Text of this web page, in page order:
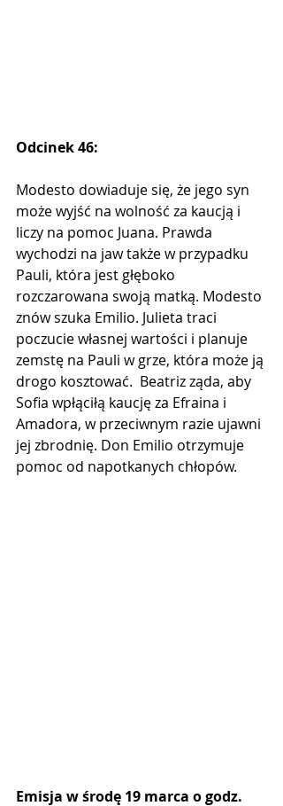
Odcinek 46:
​​Modesto dowiaduje się, że jego syn
może wyjść na wolność za kaucją i
liczy na pomoc Juana. Prawda
wychodzi na jaw także w przypadku
Pauli, która jest głęboko
rozczarowana swoją matką. Modesto
znów szuka Emilio. Julieta traci
poczucie własnej wartości i planuje
zemstę na Pauli w grze, która może ją
drogo kosztować.  Beatriz ząda, aby
Sofia wpłąciłą kaucję za Efraina i
Amadora, w przeciwnym razie ujawni
jej zbrodnię. Don Emilio otrzymuje
pomoc od napotkanych chłopów.
Emisja w środę 19 marca o godz.